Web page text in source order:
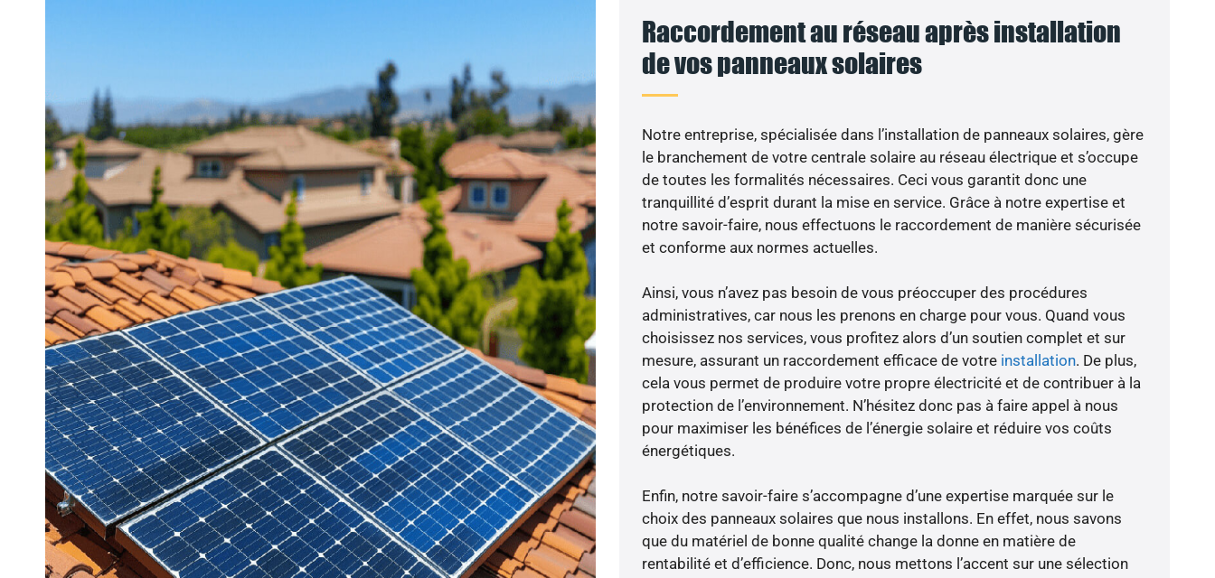
Raccordement au réseau après installation
de vos panneaux solaires
Notre entreprise, spécialisée dans l’installation de panneaux solaires, gère
le branchement de votre centrale solaire au réseau électrique et s’occupe
de toutes les formalités nécessaires. Ceci vous garantit donc une
tranquillité d’esprit durant la mise en service. Grâce à notre expertise et
notre savoir-faire, nous effectuons le raccordement de manière sécurisée
et conforme aux normes actuelles.
Ainsi, vous n’avez pas besoin de vous préoccuper des procédures
administratives, car nous les prenons en charge pour vous. Quand vous
choisissez nos services, vous profitez alors d’un soutien complet et sur
mesure, assurant un raccordement efficace de votre installation. De plus,
cela vous permet de produire votre propre électricité et de contribuer à la
protection de l’environnement. N’hésitez donc pas à faire appel à nous
pour maximiser les bénéfices de l’énergie solaire et réduire vos coûts
énergétiques.
Enfin, notre savoir-faire s’accompagne d’une expertise marquée sur le
choix des panneaux solaires que nous installons. En effet, nous savons
que du matériel de bonne qualité change la donne en matière de
rentabilité et d’efficience. Donc, nous mettons l’accent sur une sélection